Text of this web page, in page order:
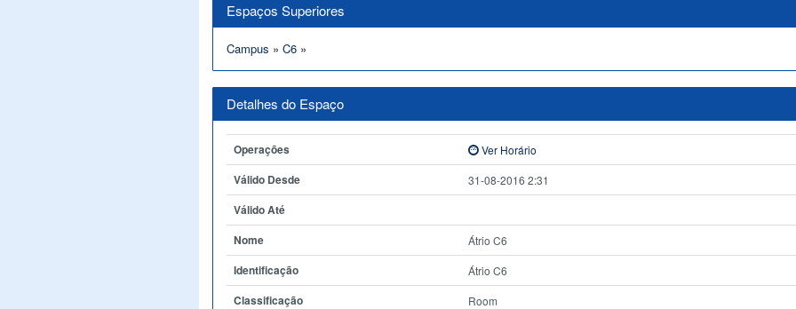
Espaços Superiores
Campus » C6 »
Detalhes do Espaço
Operações Ver Horário
Válido Desde 31-08-2016 2:31
Válido Até
Nome
Átrio C6
Identificação Átrio C6
Classificação Room